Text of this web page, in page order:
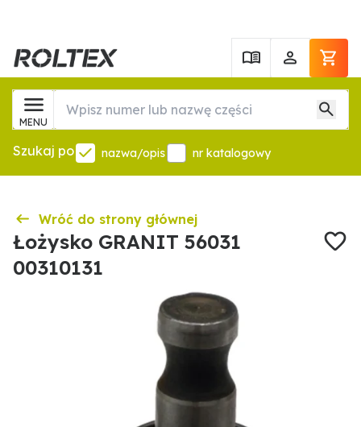
MENU
Szukaj po nazwa/opis nr katalogowy
Wróć do strony głównej
Łożysko GRANIT 56031
00310131